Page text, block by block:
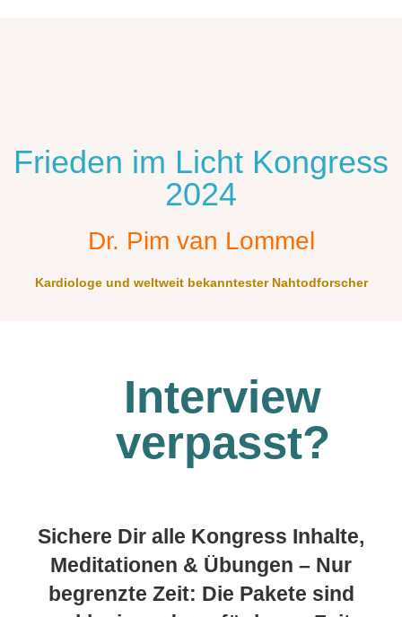
Frieden im Licht Kongress
2024
Dr. Pim van Lommel
Kardiologe und weltweit bekanntester Nahtodforscher
Interview
verpasst?
Sichere Dir alle Kongress Inhalte,
Meditationen & Übungen – Nur
begrenzte Zeit: Die Pakete sind